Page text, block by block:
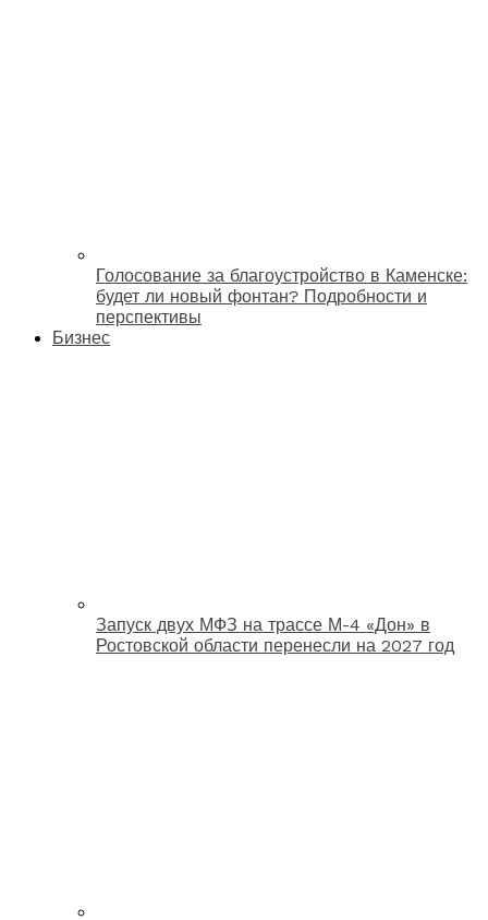
Голосование за благоустройство в Каменске:
будет ли новый фонтан? Подробности и
перспективы
Бизнес
Запуск двух МФЗ на трассе М-4 «Дон» в
Ростовской области перенесли на 2027 год